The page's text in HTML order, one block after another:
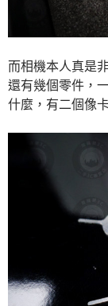
而相機本人真是
還有幾個零件，
什麼，有二個像